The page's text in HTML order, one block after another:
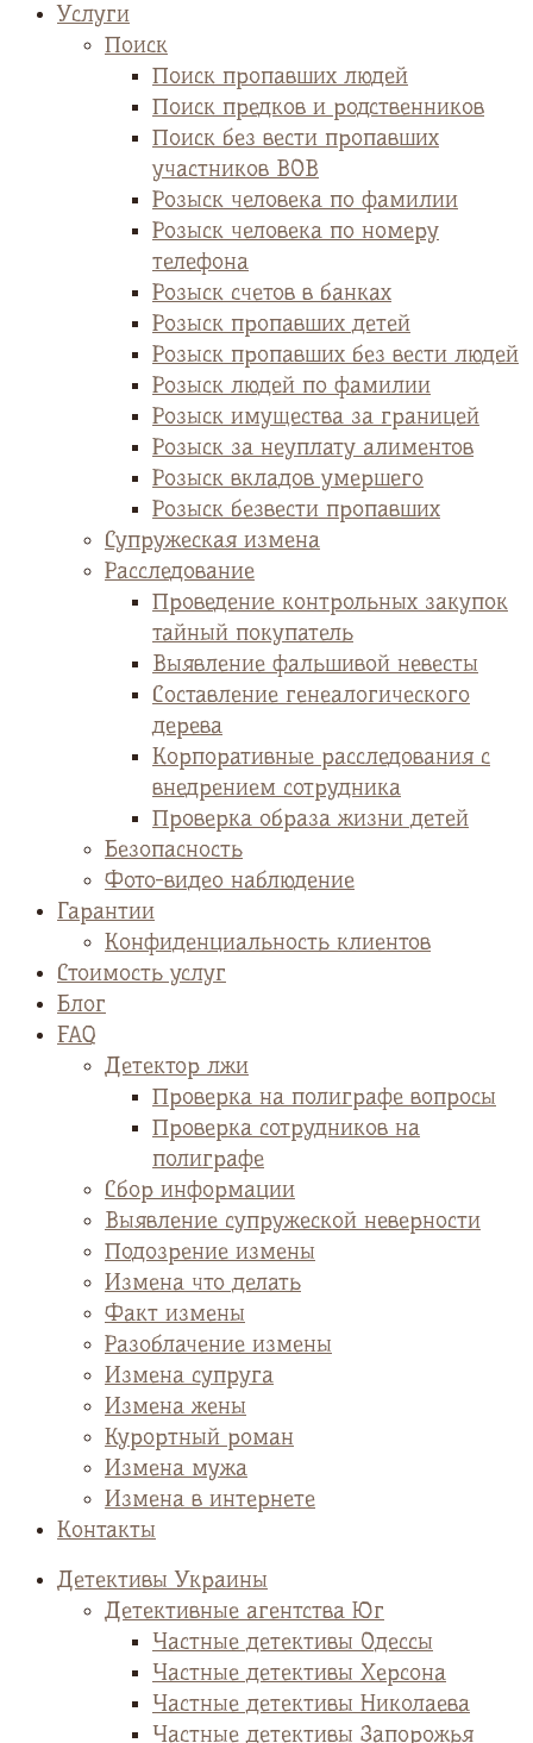
Услуги
Поиск
Поиск пропавших людей
Поиск предков и родственников
Поиск без вести пропавших
участников ВОВ
Розыск человека по фамилии
Розыск человека по номеру
телефона
Розыск счетов в банках
Розыск пропавших детей
Розыск пропавших без вести людей
Розыск людей по фамилии
Розыск имущества за границей
Розыск за неуплату алиментов
Розыск вкладов умершего
Розыск безвести пропавших
Супружеская измена
Расследование
Проведение контрольных закупок
тайный покупатель
Выявление фальшивой невесты
Cоставление генеалогического
дерева
Корпоративные расследования с
внедрением сотрудника
Проверка образа жизни детей
Безопасность
Фото-видео наблюдение
Гарантии
Конфиденциальность клиентов
Стоимость услуг
Блог
FAQ
Детектор лжи
Проверка на полиграфе вопросы
Проверка сотрудников на
полиграфе
Сбор информации
Выявление супружеской неверности
Подозрение измены
Измена что делать
Факт измены
Разоблачение измены
Измена супруга
Измена жены
Курортный роман
Измена мужа
Измена в интернете
Контакты
Детективы Украины
Детективные агентства Юг
Частные детективы Одессы
Частные детективы Херсона
Частные детективы Николаева
Частные детективы Запорожья